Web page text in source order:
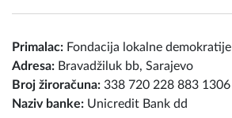
Primalac: Fondacija lokalne demokratije
Adresa: Bravadžiluk bb, Sarajevo
Broj žiroračuna: 338 720 228 883 1306
Naziv banke: Unicredit Bank dd